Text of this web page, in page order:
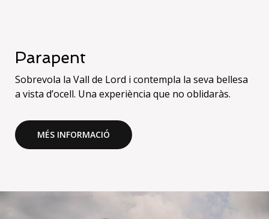
Parapent
Sobrevola la Vall de Lord i contempla la seva bellesa
a vista d’ocell. Una experiència que no oblidaràs.
MÉS INFORMACIÓ